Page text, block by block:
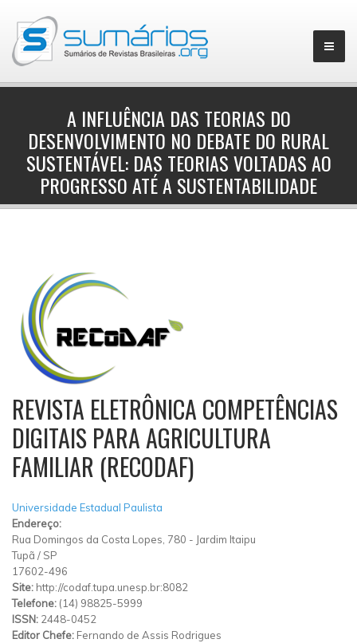
A INFLUÊNCIA DAS TEORIAS DO
DESENVOLVIMENTO NO DEBATE DO RURAL
SUSTENTÁVEL: DAS TEORIAS VOLTADAS AO
PROGRESSO ATÉ A SUSTENTABILIDADE
REVISTA ELETRÔNICA COMPETÊNCIAS
DIGITAIS PARA AGRICULTURA
FAMILIAR (RECODAF)
Universidade Estadual Paulista
Endereço:
Rua Domingos da Costa Lopes, 780 - Jardim Itaipu
Tupã / SP
17602-496
Site: http://codaf.tupa.unesp.br:8082
Telefone: (14) 98825-5999
ISSN: 2448-0452
Editor Chefe: Fernando de Assis Rodrigues